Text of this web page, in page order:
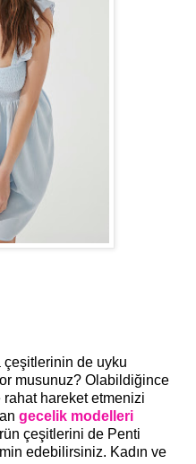
de uyku
musunuz? Olabildiğince
hareket etmenizi
gecelik modelleri
çeşitlerini de Penti
edebilirsiniz. Kadın ve